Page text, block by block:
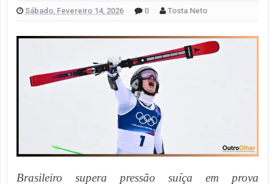
Sábado, Fevereiro 14, 2026 0 Tosta Neto
Brasileiro supera pressão suíça em prova